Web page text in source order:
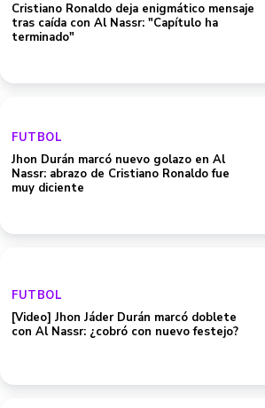
Cristiano Ronaldo deja enigmático mensaje
tras caída con Al Nassr: "Capítulo ha
terminado"
FUTBOL
Jhon Durán marcó nuevo golazo en Al
Nassr: abrazo de Cristiano Ronaldo fue
muy diciente
FUTBOL
[Video] Jhon Jáder Durán marcó doblete
con Al Nassr: ¿cobró con nuevo festejo?